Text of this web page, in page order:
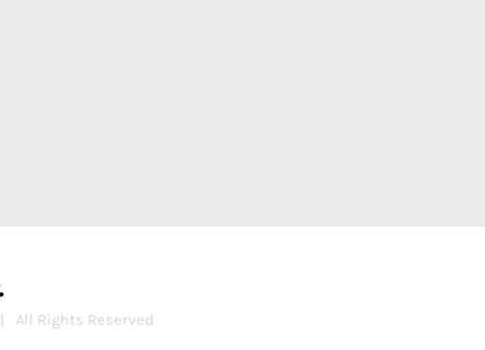
| All Rights Reserved